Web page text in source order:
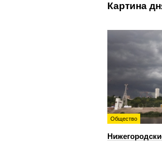
Картина
Общество